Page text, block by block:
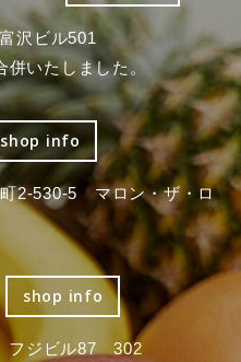
沢ビル501
いたしました。
shop info
2-530-5 マロン・ザ・ロ
shop info
フジビル87 302